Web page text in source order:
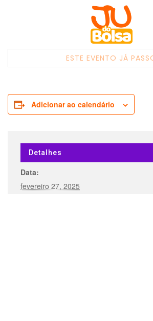
ESTE EVENTO JÁ
Adicionar ao calendário
Detalhes
Data:
fevereiro 27, 2025